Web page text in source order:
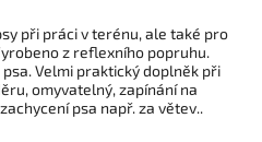
při práci v terénu, ale také pro
z reflexního popruhu.
Velmi praktický doplněk při
omyvatelný, zapínání na
psa např. za větev..